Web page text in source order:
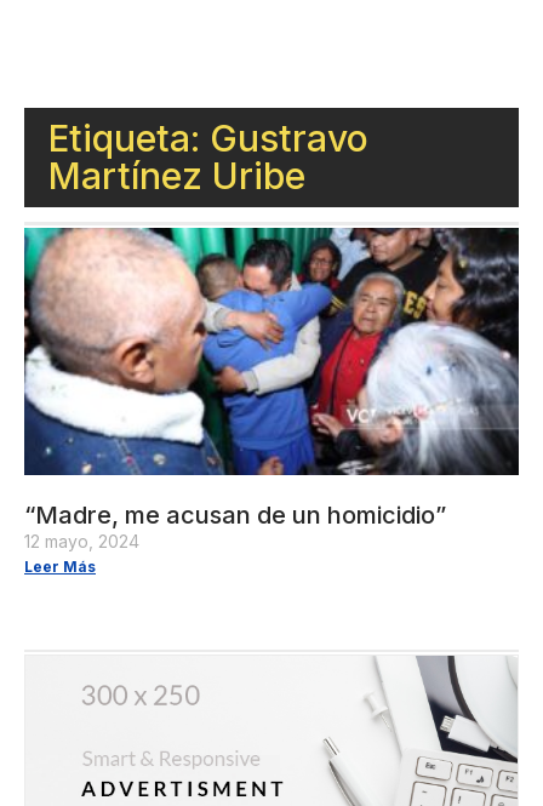
Etiqueta: Gustravo
Martínez Uribe
“Madre, me acusan de un homicidio”
12 mayo, 2024
Leer Más